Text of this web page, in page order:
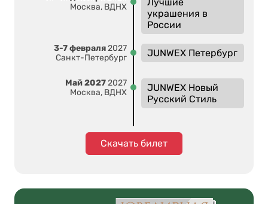
Москва, ВДНХ
Лучшие
украшения в
России
3-7 февраля2027
Санкт-Петербург
JUNWEX Петербург
Май 20272027
Москва, ВДНХ
JUNWEX Новый
Русский Стиль
Скачать билет